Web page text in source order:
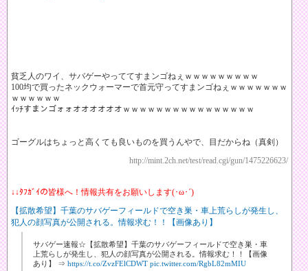
貧乏人のワイ、サバゲーやっててすまンゴねぇｗｗｗｗｗｗｗｗｗ
100均で買ったネックウォーマーで首元守ってすまンゴねぇｗｗｗｗｗｗｗ
ｗｗｗｗｗｗ
ｲｯﾁすまンゴォォオオオオオオｗｗｗｗｗｗｗｗｗｗｗｗｗｗｗｗ
ゴーグルはちょっと高くても良いものを買うんやで、目だからね（真剣）
http://mint.2ch.net/test/read.cgi/gun/1475226623/
↓↓ﾀﾌｶﾞｲの皆様へ！情報共有をお願いします(･ω･´)
【拡散希望】千葉のサバゲーフィールドで空き巣・車上荒らしが発生し、
犯人の顔写真が公開される。情報求む！！【画像あり】
サバゲー速報☆【拡散希望】千葉のサバゲーフィールドで空き巣・車
上荒らしが発生し、犯人の顔写真が公開される。情報求む！！【画像
あり】 ⇒ https://t.co/ZvzFElCDWT pic.twitter.com/RgbL82mMIU